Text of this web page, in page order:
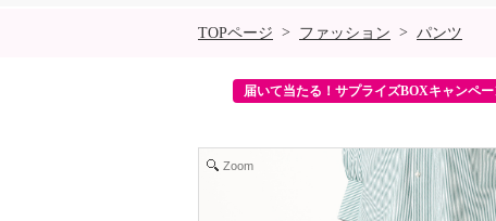
SALE
TOPページ > ファッション > パンツ
届いて当たる！サプライズBOXキャンペ
Zoom